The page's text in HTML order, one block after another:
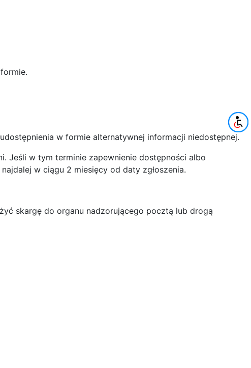
w formie alternatywnej informacji niedostępnej.
Jeśli w tym terminie zapewnienie dostępności albo
w ciągu 2 miesięcy od daty zgłoszenia.
skargę do organu nadzorującego pocztą lub drogą